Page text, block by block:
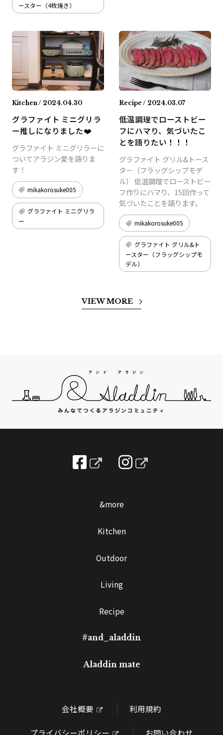
ースター（4枚焼き）
Kitchen / 2024.04.30
グラファイト ミニグリラ
ー推しになりました❤️
グラファイト ミニグリラーに
ついてアラジン愛を語りま
す！
mikakorosuke005
グラファイト ミニグリラ
ー
Recipe / 2024.03.07
低温調理でローストビー
フにハマり、気づいたこ
とを語りたい！！！
グラファイト グリル&トース
ター（フラッグシップモデ
ル） 低温調理でローストビー
フ作りにハマり、15回作って
気づいたことを語ります。
mikakorosuke005
グラファイト グリル&ト
ースター（フラッグシップモ
デル）
VIEW MORE
&more
Kitchen
Outdoor
Living
Recipe
#and_aladdin
Aladdin mate
会社概要 利用規約
プライバシーポリシー お問い合わせ